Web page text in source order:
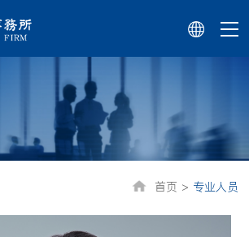
首页 > 专业人员